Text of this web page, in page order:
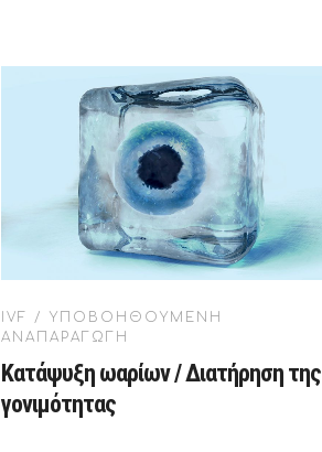
IVF / ΥΠΟΒΟΗΘΟΥΜΕΝΗ
ΑΝΑΠΑΡΑΓΩΓΗ
Κατάψυξη ωαρίων / Διατήρηση της
γονιμότητας